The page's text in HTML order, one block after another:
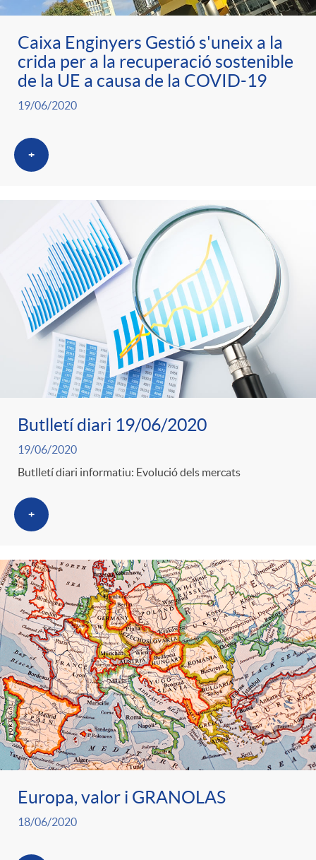
Caixa Enginyers Gestió s'uneix a la
crida per a la recuperació sostenible
de la UE a causa de la COVID-19
19/06/2020
+
Butlletí diari 19/06/2020
19/06/2020
Butlletí diari informatiu: Evolució dels mercats
+
Europa, valor i GRANOLAS
18/06/2020